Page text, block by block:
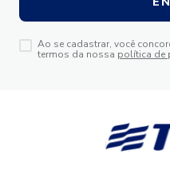
Ao se cadastrar, você
termos da nossa política de